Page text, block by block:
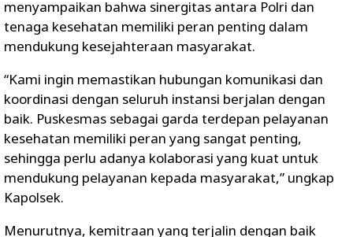
menyampaikan bahwa sinergitas antara Polri dan
tenaga kesehatan memiliki peran penting dalam
mendukung kesejahteraan masyarakat.
“Kami ingin memastikan hubungan komunikasi dan
koordinasi dengan seluruh instansi berjalan dengan
baik. Puskesmas sebagai garda terdepan pelayanan
kesehatan memiliki peran yang sangat penting,
sehingga perlu adanya kolaborasi yang kuat untuk
mendukung pelayanan kepada masyarakat,” ungkap
Kapolsek.
Menurutnya, kemitraan yang terjalin dengan baik